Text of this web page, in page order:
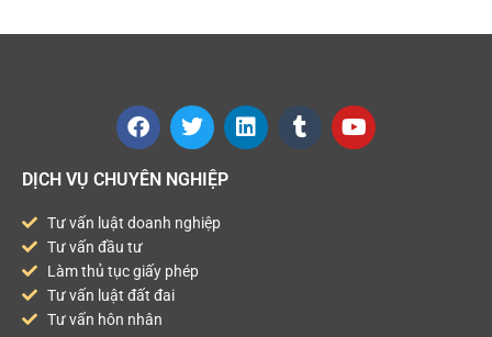
DỊCH VỤ CHUYÊN NGHIỆP
Tư vấn luật doanh nghiệp
Tư vấn đầu tư
Làm thủ tục giấy phép
Tư vấn luật đất đai
Tư vấn hôn nhân